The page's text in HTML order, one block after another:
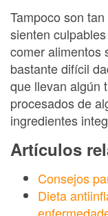
Tampoco son
sienten
comer alimentos
bastante difícil
que llevan algún
procesados de
ingredientes
Artículos
Consejos
Dieta